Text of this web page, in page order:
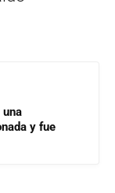
y fue